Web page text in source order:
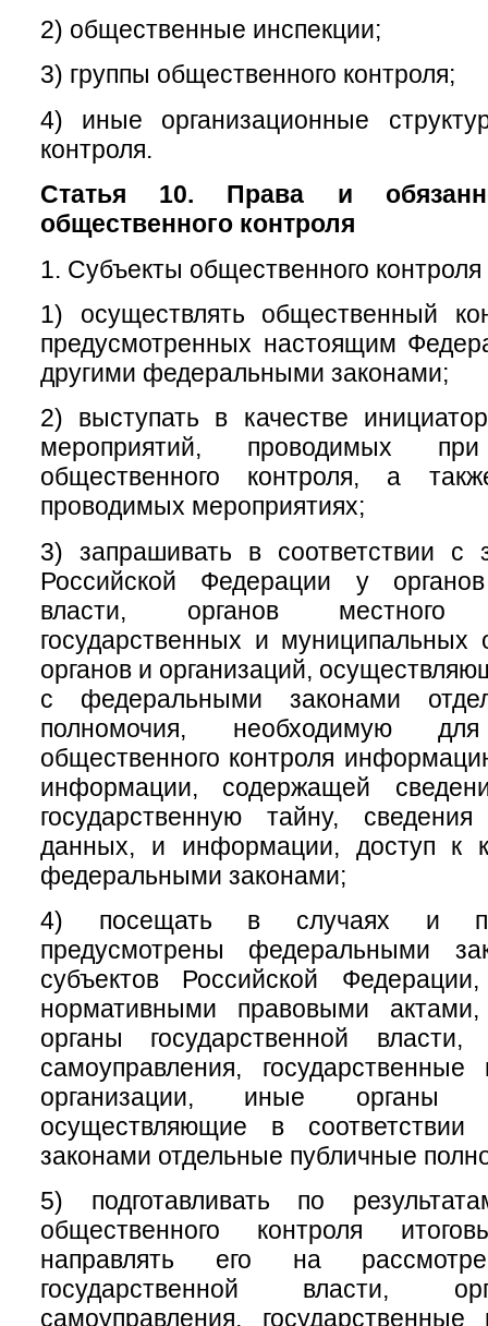
2) общественные инспекции;
3) группы общественного контроля;
4) иные организационные
контроля.
Статья 10. Права и
общественного контроля
1. Субъекты общественного контроля
1) осуществлять общественный
предусмотренных настоящим
другими федеральными законами;
2) выступать в качестве
мероприятий, проводимых при
общественного контроля, а
проводимых мероприятиях;
3) запрашивать в соответствии с
Российской Федерации у органов
власти, органов местного
государственных и муниципальных
органов и организаций,
с федеральными законами
полномочия, необходимую для
общественного контроля
информации, содержащей
государственную тайну,
данных, и информации, доступ к
федеральными законами;
4) посещать в случаях и
предусмотрены федеральными
субъектов Российской
нормативными правовыми актами,
органы государственной
самоуправления,
организации, иные органы
осуществляющие в
законами отдельные публичные
5) подготавливать по
общественного контроля
направлять его на
государственной власти,
самоуправления,